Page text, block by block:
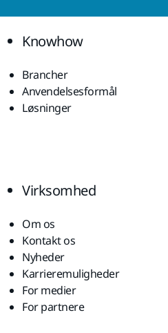
Knowhow
Brancher
Anvendelsesformål
Løsninger
Virksomhed
Om os
Kontakt os
Nyheder
Karrieremuligheder
For medier
For partnere